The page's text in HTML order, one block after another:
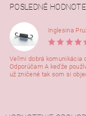
POSLEDNÉ
Inglesina
Veľmi dobrá komunikácia
Odporúčam A keďže
už zničené tak som si